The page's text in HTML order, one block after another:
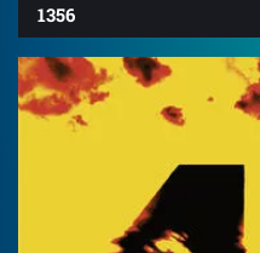
1356